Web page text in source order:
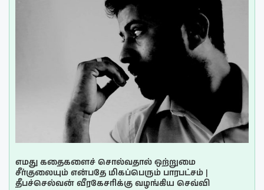
எமது கதைகளைச் சொல்வதால் ஒற்றுமை
சீர்குலையும் என்பதே மிகப்பெரும் பாரபட்சம் |
தீபச்செல்வன் வீரகேசரிக்கு வழங்கிய செவ்வி